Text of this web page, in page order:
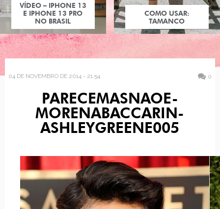
VÍDEO – IPHONE 13
E IPHONE 13 PRO
NO BRASIL
COMO USAR:
TAMANCO
04 DE NOVEMBRO DE 2014 - 21:54 0
PARECEMASNAOE-
MORENABACCARIN-
ASHLEYGREENE005